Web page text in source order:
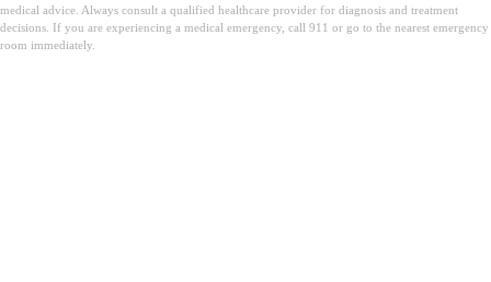
medical advice. Always consult a qualified healthcare provider for diagnosis and treatment
decisions. If you are experiencing a medical emergency, call 911 or go to the nearest emergency
room immediately.